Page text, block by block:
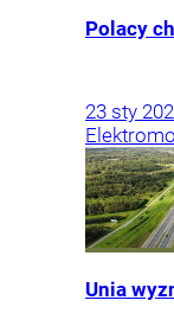
Polacy
23 sty
Unia